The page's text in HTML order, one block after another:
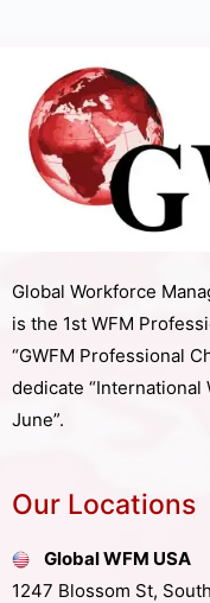
Global Workforce
is the 1st WFM
“GWFM Professional
dedicate “International
June”.
Our Locations
Global WFM USA
1247 Blossom St,